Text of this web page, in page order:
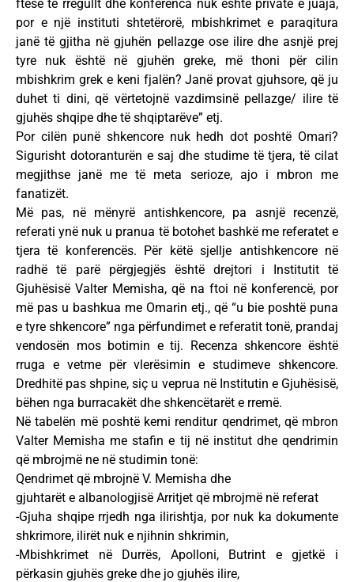
ftesë të rregullt dhe konferenca nuk është private e juaja,
por e një instituti shtetërorë, mbishkrimet e paraqitura
janë të gjitha në gjuhën pellazge ose ilire dhe asnjë prej
tyre nuk është në gjuhën greke, më thoni për cilin
mbishkrim grek e keni fjalën? Janë provat gjuhsore, që ju
duhet ti dini, që vërtetojnë vazdimsinë pellazge/ ilire të
gjuhës shqipe dhe të shqiptarëve” etj.
Por cilën punë shkencore nuk hedh dot poshtë Omari?
Sigurisht dotoranturën e saj dhe studime të tjera, të cilat
megjithse janë me të meta serioze, ajo i mbron me
fanatizët.
Më pas, në mënyrë antishkencore, pa asnjë recenzë,
referati ynë nuk u pranua të botohet bashkë me referatet e
tjera të konferencës. Për këtë sjellje antishkencore në
radhë të parë përgjegjës është drejtori i Institutit të
Gjuhësisë Valter Memisha, që na ftoi në konferencë, por
më pas u bashkua me Omarin etj., që “u bie poshtë puna
e tyre shkencore” nga përfundimet e referatit tonë, prandaj
vendosën mos botimin e tij. Recenza shkencore është
rruga e vetme për vlerësimin e studimeve shkencore.
Dredhitë pas shpine, siç u veprua në Institutin e Gjuhësisë,
bëhen nga burracakët dhe shkencëtarët e rremë.
Në tabelën më poshtë kemi renditur qendrimet, që mbron
Valter Memisha me stafin e tij në institut dhe qendrimin
që mbrojmë ne në studimin tonë:
Qendrimet që mbrojnë V. Memisha dhe
gjuhtarët e albanologjisë Arritjet që mbrojmë në referat
-Gjuha shqipe rrjedh nga ilirishtja, por nuk ka dokumente
shkrimore, ilirët nuk e njihnin shkrimin,
-Mbishkrimet në Durrës, Apolloni, Butrint e gjetkë i
përkasin gjuhës greke dhe jo gjuhës ilire,